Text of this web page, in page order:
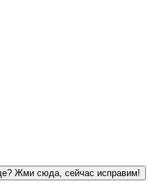
Жми сюда, сейчас исправим!